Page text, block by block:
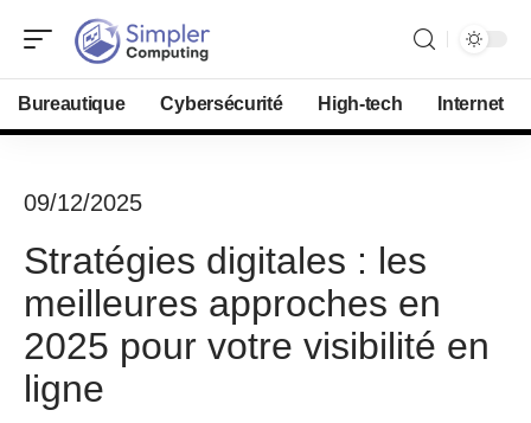
Bureautique Cybersécurité High-tech Internet
09/12/2025
Stratégies digitales : les
meilleures approches en
2025 pour votre visibilité en
ligne